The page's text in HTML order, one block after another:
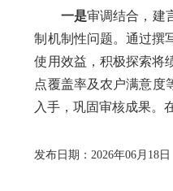
一是审调结合，建
制机制性问题。通过撰
使用效益，积极探索将
点覆盖率及农户满意度
入手，巩固审核成果。
发布日期：2026年06月18日